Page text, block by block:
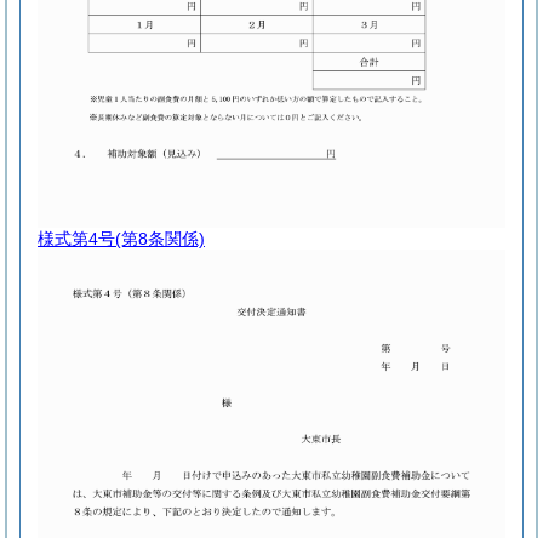
様式第4号(第8条関係)